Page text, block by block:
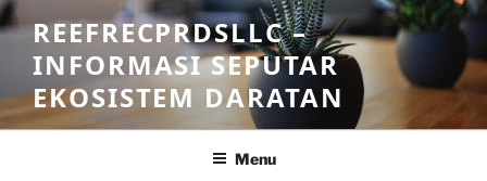
Skip
to
content
REEFRECPRDSLLC –
INFORMASI SEPUTAR
EKOSISTEM DARATAN
Menu